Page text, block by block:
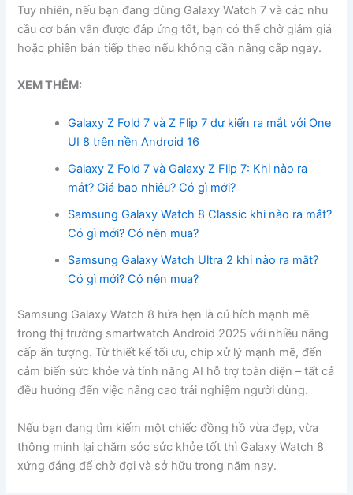
Tuy nhiên, nếu bạn đang dùng Galaxy Watch 7 và các nhu
cầu cơ bản vẫn được đáp ứng tốt, bạn có thể chờ giảm giá
hoặc phiên bản tiếp theo nếu không cần nâng cấp ngay.
XEM THÊM:
Galaxy Z Fold 7 và Z Flip 7 dự kiến ra mắt với One
UI 8 trên nền Android 16
Galaxy Z Fold 7 và Galaxy Z Flip 7: Khi nào ra
mắt? Giá bao nhiêu? Có gì mới?
Samsung Galaxy Watch 8 Classic khi nào ra mắt?
Có gì mới? Có nên mua?
Samsung Galaxy Watch Ultra 2 khi nào ra mắt?
Có gì mới? Có nên mua?
Samsung Galaxy Watch 8 hứa hẹn là cú hích mạnh mẽ
trong thị trường smartwatch Android 2025 với nhiều nâng
cấp ấn tượng. Từ thiết kế tối ưu, chip xử lý mạnh mẽ, đến
cảm biến sức khỏe và tính năng AI hỗ trợ toàn diện – tất cả
đều hướng đến việc nâng cao trải nghiệm người dùng.
Nếu bạn đang tìm kiếm một chiếc đồng hồ vừa đẹp, vừa
thông minh lại chăm sóc sức khỏe tốt thì Galaxy Watch 8
xứng đáng để chờ đợi và sở hữu trong năm nay.